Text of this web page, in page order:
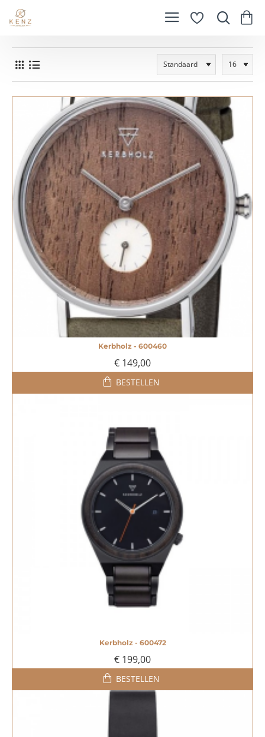
Kerbholz - 600460
€ 149,00
BESTELLEN
Kerbholz - 600472
€ 199,00
BESTELLEN